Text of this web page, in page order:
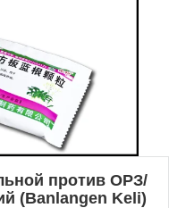
против ОРЗ/
(Banlangen Keli)